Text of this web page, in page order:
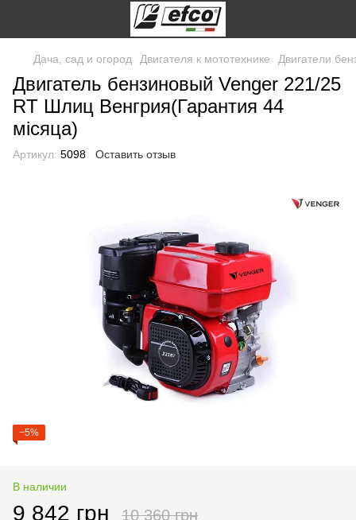
Дача, сад и огород Двигателя к мототехнике Двигатели
Двигатель бензиновый Venger 221/25
RT Шлиц Венгрия(Гарантия 44
місяца)
Артикул: 5098 Оставить отзыв
−5%
В наличии
9 842 грн 10 360 грн